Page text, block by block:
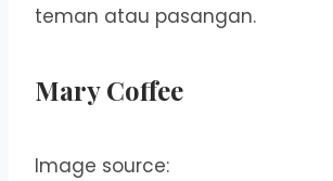
teman atau pasangan.
Mary Coffee
Image source: